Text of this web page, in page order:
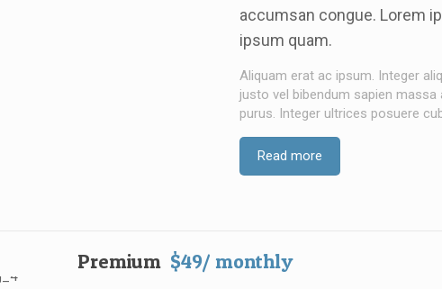
accumsan congue. Lorem
ipsum quam.
Aliquam erat ac ipsum. Integer
justo vel bibendum sapien
purus. Integer ultrices posuere
Read more
Premium $49/ monthly